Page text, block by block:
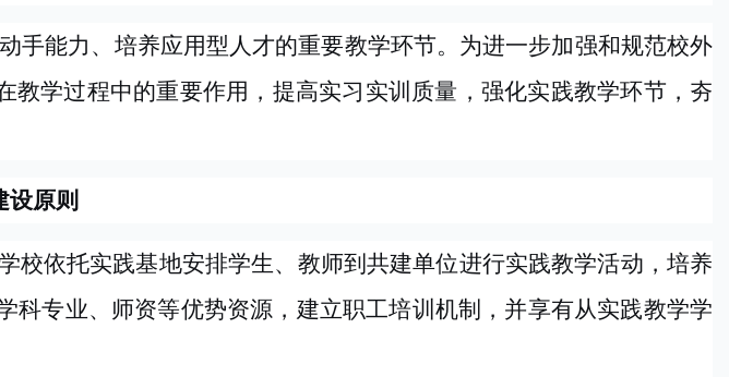
手能力、培养应用型人才的重要教学环节。为进一步加强和规范校外
教学过程中的重要作用，提高实习实训质量，强化实践教学环节，夯
设原则
校依托实践基地安排学生、教师到共建单位进行实践教学活动，培养
专业、师资等优势资源，建立职工培训机制，并享有从实践教学学